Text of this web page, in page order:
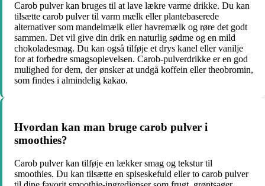
Carob pulver kan bruges til at lave lækre varme drikke. Du kan
tilsætte carob pulver til varm mælk eller plantebaserede
alternativer som mandelmælk eller havremælk og røre det godt
sammen. Det vil give din drik en naturlig sødme og en mild
chokoladesmag. Du kan også tilføje et drys kanel eller vanilje
for at forbedre smagsoplevelsen. Carob-pulverdrikke er en god
mulighed for dem, der ønsker at undgå koffein eller theobromin,
som findes i almindelig kakao.
Hvordan kan man bruge carob pulver i
smoothies?
Carob pulver kan tilføje en lækker smag og tekstur til
smoothies. Du kan tilsætte en spiseskefuld eller to carob pulver